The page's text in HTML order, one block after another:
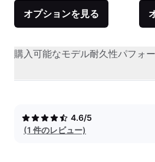
オプションを見る
購入可能なモデル耐久性パフォ
4.6/5
(1 件のレビュー)